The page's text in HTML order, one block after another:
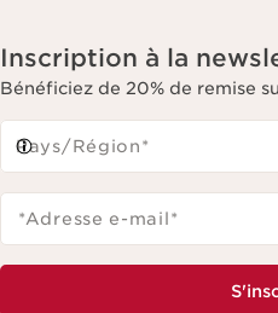
Inscription à la
Bénéficiez de 20% de remise
Pays/Région*
*Adresse e-mail*